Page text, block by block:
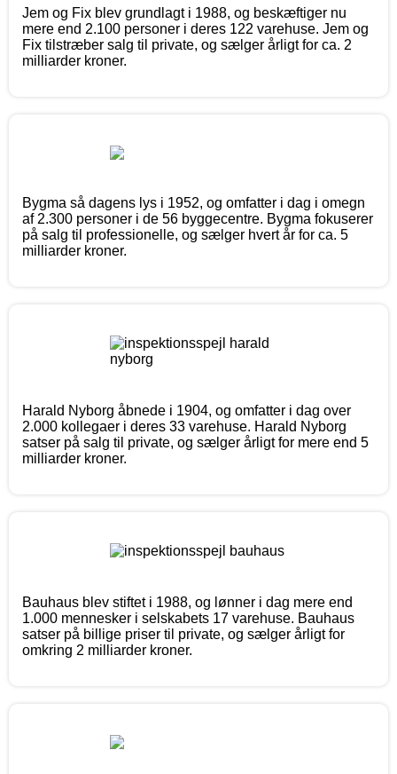
Jem og Fix blev grundlagt i 1988, og beskæftiger nu
mere end 2.100 personer i deres 122 varehuse. Jem og
Fix tilstræber salg til private, og sælger årligt for ca. 2
milliarder kroner.
Bygma så dagens lys i 1952, og omfatter i dag i omegn
af 2.300 personer i de 56 byggecentre. Bygma fokuserer
på salg til professionelle, og sælger hvert år for ca. 5
milliarder kroner.
Harald Nyborg åbnede i 1904, og omfatter i dag over
2.000 kollegaer i deres 33 varehuse. Harald Nyborg
satser på salg til private, og sælger årligt for mere end 5
milliarder kroner.
Bauhaus blev stiftet i 1988, og lønner i dag mere end
1.000 mennesker i selskabets 17 varehuse. Bauhaus
satser på billige priser til private, og sælger årligt for
omkring 2 milliarder kroner.